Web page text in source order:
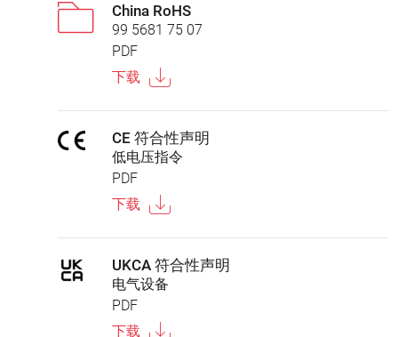
China RoHS
99 5681 75 07
PDF
下载
CE 符合性声明
低电压指令
PDF
下载
UKCA 符合性声明
电气设备
PDF
下载